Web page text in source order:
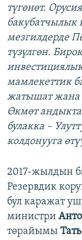
түгөнөт.
бакубатчылык
мезгилдерде
түзүлгөн.
мамлекеттик
жатышат жана
Өкмөт
булакка –
колдонууга
2017-жылдын
Резервдик
бул каражат
министри
төрайымы